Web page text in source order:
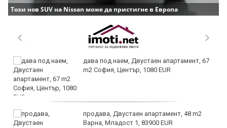
Този нов SUV на Nissan може да пристигне в Европа
дава под наем, Двустаен апартамент, 67
m2 София, Център, 1080 EUR
продава, Двустаен апартамент, 48 m2
Варна, Младост 1, 83900 EUR